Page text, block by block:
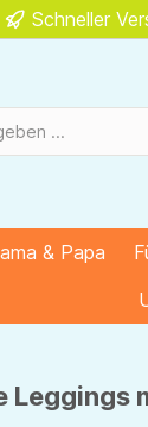
Schneller
& Papa